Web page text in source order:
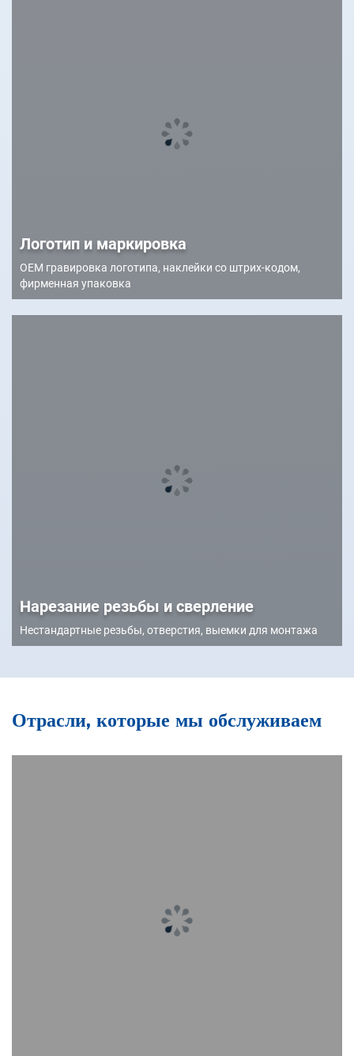
Логотип и маркировка
OEM гравировка логотипа, наклейки со штрих-кодом,
фирменная упаковка
Нарезание резьбы и сверление
Нестандартные резьбы, отверстия, выемки для монтажа
Отрасли, которые мы обслуживаем